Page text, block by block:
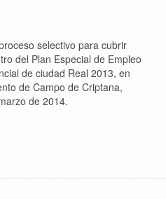
selectivo para cubrir
del Plan Especial de Empleo
de ciudad Real 2013, en
de Campo de Criptana,
de 2014.